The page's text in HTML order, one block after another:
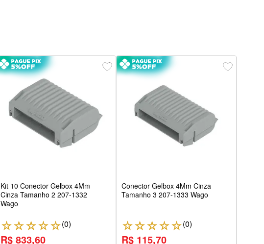
Kit 10 Conector Gelbox 4Mm
Cinza Tamanho 2 207-1332
Wago
☆☆☆☆☆(0)
R$ 833,60
Conector Gelbox 4Mm Cinza
Tamanho 3 207-1333 Wago
☆☆☆☆☆(0)
R$ 115,70